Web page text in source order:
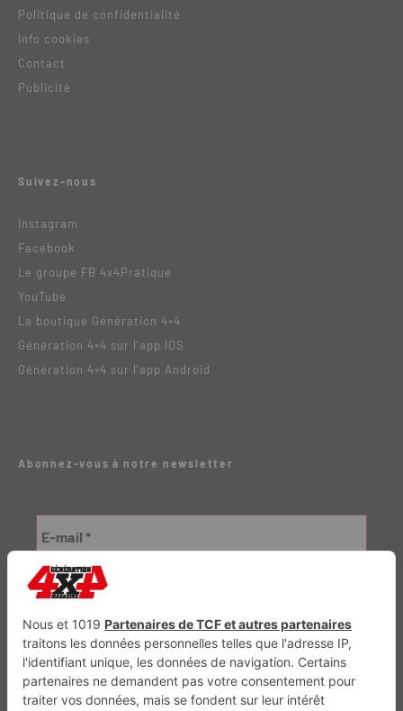
Politique de confidentialité
Info cookies
Contact
Publicité
Suivez-nous
Instagram
Facebook
Le groupe FB 4x4Pratique
YouTube
La boutique Génération 4×4
Génération 4×4 sur l’app IOS
Génération 4×4 sur l’app Android
Abonnez-vous à notre newsletter